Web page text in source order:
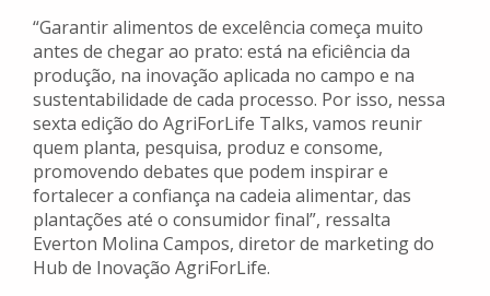
“Garantir alimentos de excelência começa muito
antes de chegar ao prato: está na eficiência da
produção, na inovação aplicada no campo e na
sustentabilidade de cada processo. Por isso, nessa
sexta edição do AgriForLife Talks, vamos reunir
quem planta, pesquisa, produz e consome,
promovendo debates que podem inspirar e
fortalecer a confiança na cadeia alimentar, das
plantações até o consumidor final”, ressalta
Everton Molina Campos, diretor de marketing do
Hub de Inovação AgriForLife.